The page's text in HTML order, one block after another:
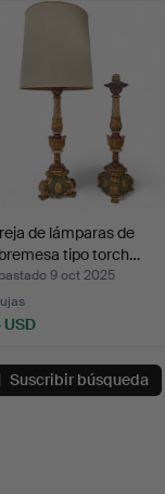
de lámparas de
tipo torch…
9 oct 2025
Suscribir búsqueda